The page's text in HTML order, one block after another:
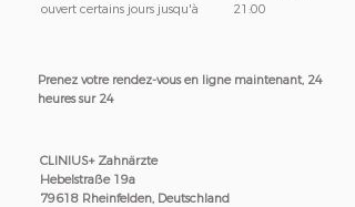
ouvert certains jours jusqu'à
21:00
Prenez votre rendez-vous en ligne maintenant, 24
heures sur 24
CLINIUS+ Zahnärzte
Hebelstraße 19a
79618 Rheinfelden, Deutschland